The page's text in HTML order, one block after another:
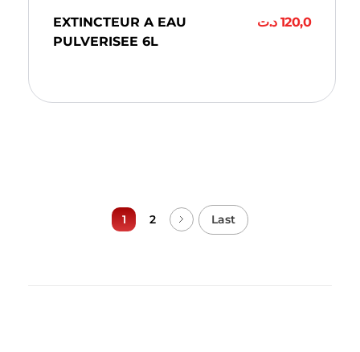
EXTINCTEUR A EAU
PULVERISEE 6L
120,0 د.ت
1 2 Last